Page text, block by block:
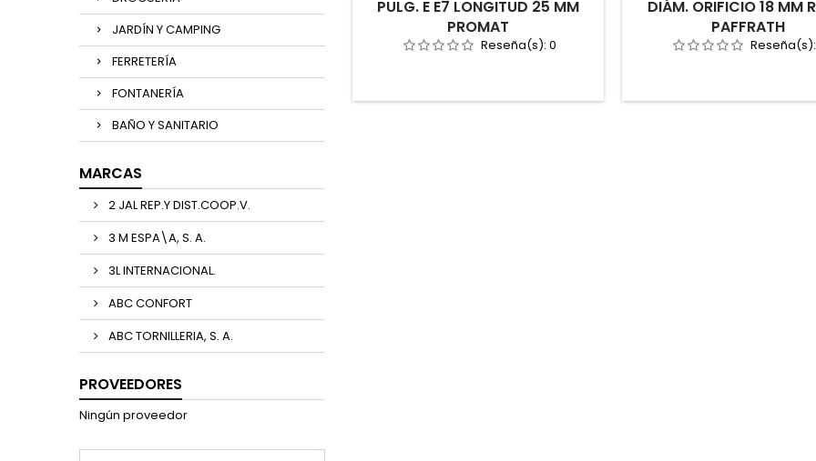
JARDÍN Y CAMPING
FERRETERÍA
FONTANERÍA
BAÑO Y SANITARIO
MARCAS
2 JAL REP.Y DIST.COOP.V.
3 M ESPA\A, S. A.
3L INTERNACIONAL.
ABC CONFORT
ABC TORNILLERIA, S. A.
PROVEEDORES
Ningún proveedor
PULG. E E7 LONGITUD 25 MM
PROMAT
Reseña(s): 0
DIÁM. ORIFICIO 18 MM
PAFFRATH